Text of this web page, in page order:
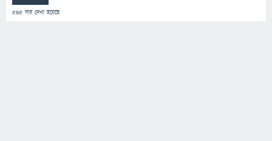
545 বার দেখা হয়েছে